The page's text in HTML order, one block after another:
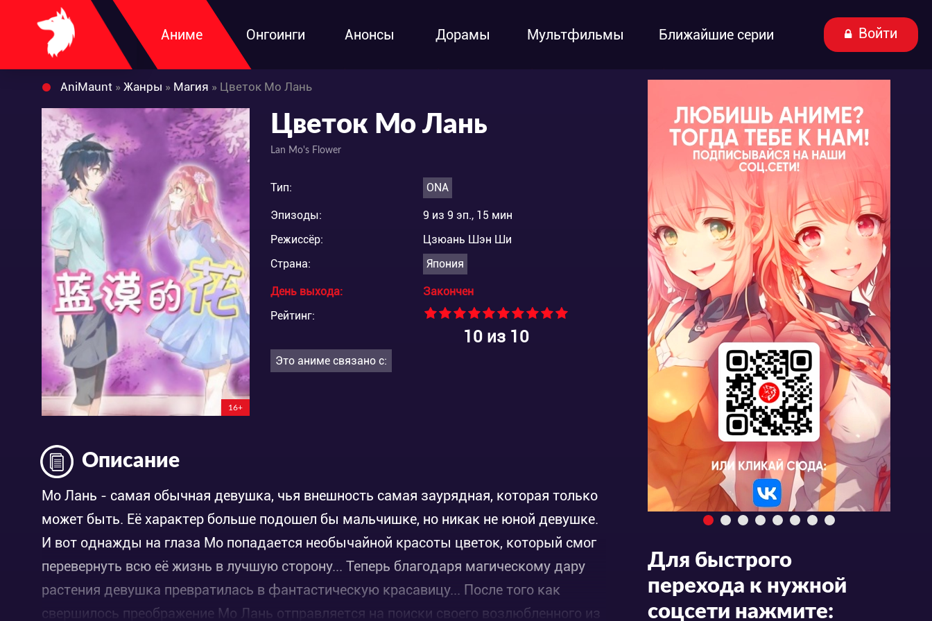
Аниме Онгоинги Анонсы Дорамы Мультфильмы Ближайшие серии Войти
AniMaunt » Жанры » Магия » Цветок Мо Лань
16+
Цветок Мо Лань
Lan Mo's Flower
Тип: ONA
Эпизоды:
9 из 9 эп., 15 мин
Режиссёр:
Цзюань Шэн Ши
Страна:
Япония
День выхода:
Закончен
Рейтинг:
10из 10
Это аниме связано с:
Описание
Мо Лань - самая обычная девушка, чья внешность самая заурядная, которая только
может быть. Её характер больше подошел бы мальчишке, но никак не юной девушке.
И вот однажды на глаза Мо попадается необычайной красоты цветок, который смог
перевернуть всю её жизнь в лучшую сторону... Теперь благодаря магическому дару
растения девушка превратилась в фантастическую красавицу... После того как
свершилось преображение Мо Лань отправляется на поиски своего возлюбленного из
Для быстрого
перехода к нужной
соцсети нажмите: